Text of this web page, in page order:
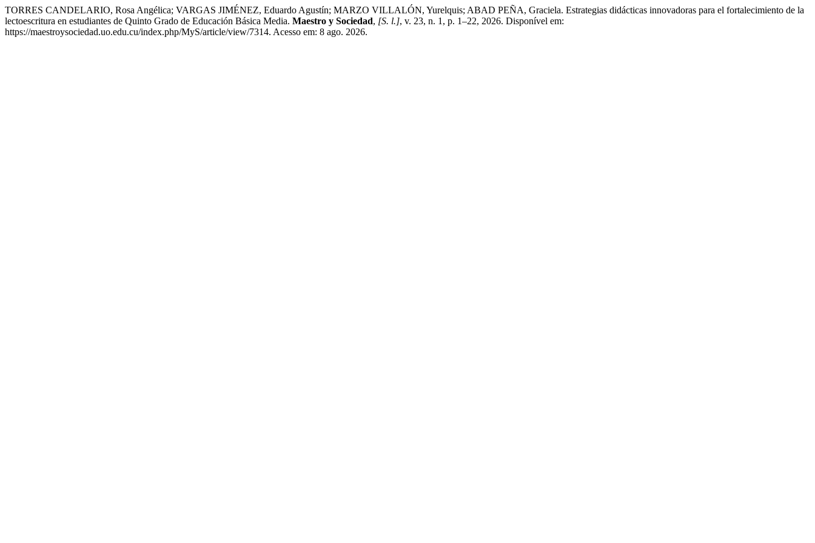
TORRES CANDELARIO, Rosa Angélica; VARGAS JIMÉNEZ, Eduardo Agustín; MARZO VILLALÓN, Yurelquis; ABAD PEÑA, Graciela. Estrategias didácticas innovadoras para el fortalecimiento de la
lectoescritura en estudiantes de Quinto Grado de Educación Básica Media. Maestro y Sociedad, [S. l.], v. 23, n. 1, p. 1–22, 2026. Disponível em:
https://maestroysociedad.uo.edu.cu/index.php/MyS/article/view/7314. Acesso em: 8 ago. 2026.